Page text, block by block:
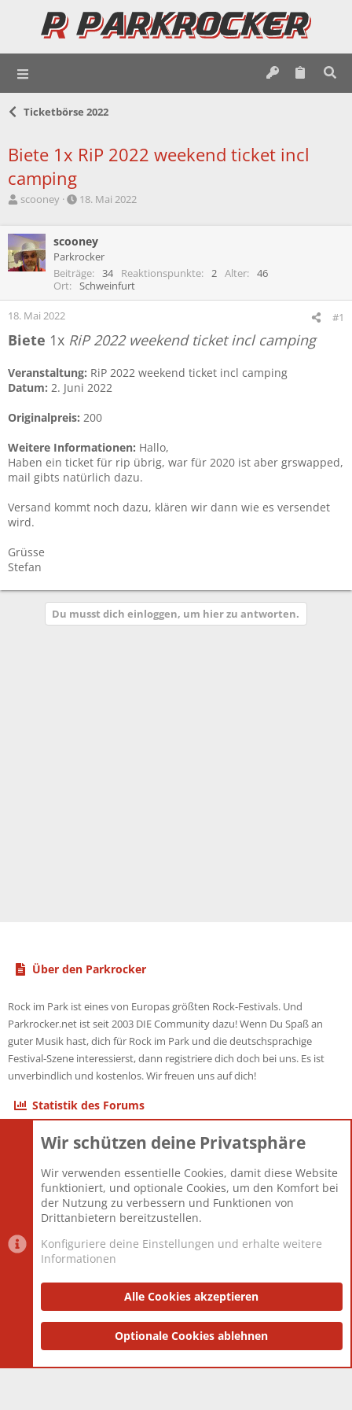
Ticketbörse 2022
Biete 1x RiP 2022 weekend ticket incl
camping
E
t
e
l
e
scooney
E
t
e
l
l
t
18. Mai 2022
scooney
Parkrocker
Beiträge
34 Reaktionspunkte 2 Alter
46
Ort
Schweinfurt
18. Mai 2022 #1
Biete 1x RiP 2022 weekend ticket incl camping
Veranstaltung: RiP 2022 weekend ticket incl camping
Datum: 2. Juni 2022
Originalpreis: 200
Weitere Informationen: Hallo,
Haben ein ticket für rip übrig, war für 2020 ist aber grswapped,
mail gibts natürlich dazu.
Versand kommt noch dazu, klären wir dann wie es versendet
wird.
Grüsse
Stefan
Du musst dich einloggen, um hier zu antworten.
Über den Parkrocker
Rock im Park ist eines von Europas größten Rock-Festivals. Und
Parkrocker.net ist seit 2003 DIE Community dazu! Wenn Du Spaß an
guter Musik hast, dich für Rock im Park und die deutschsprachige
Festival-Szene interessierst, dann registriere dich doch bei uns. Es ist
unverbindlich und kostenlos. Wir freuen uns auf dich!
Statistik des Forums
Themen
Mitglieder
12.427
Neuestes Mitglied
Berlin
Datenschutzerklärung Impressum
Community platform by XenForo® © 2010-2025 XenForo Ltd.
and add-ons by ThemeHouse
Wir schützen deine Privatsphäre
Wir verwenden essentielle Cookies, damit diese Website
funktioniert, und optionale Cookies, um den Komfort bei
der Nutzung zu verbessern und Funktionen von
Drittanbietern bereitzustellen.
Konfiguriere deine Einstellungen und erhalte weitere
Informationen
Alle Cookies akzeptieren
Optionale Cookies ablehnen